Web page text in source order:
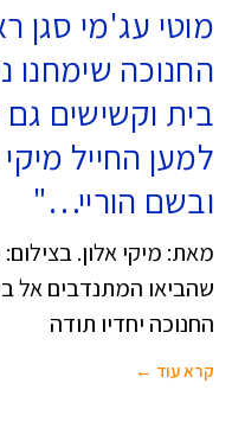
מוטי עג'מי
החנוכה שימחנו
בית וקשישים
למען החייל
ובשם הוריי…"
מאת: מיקי אלון.
שהביאו המתנדבים אל
החנוכה יחדיו תודה
קרא עוד ←